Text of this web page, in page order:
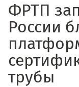
ФРТП
России
трубы